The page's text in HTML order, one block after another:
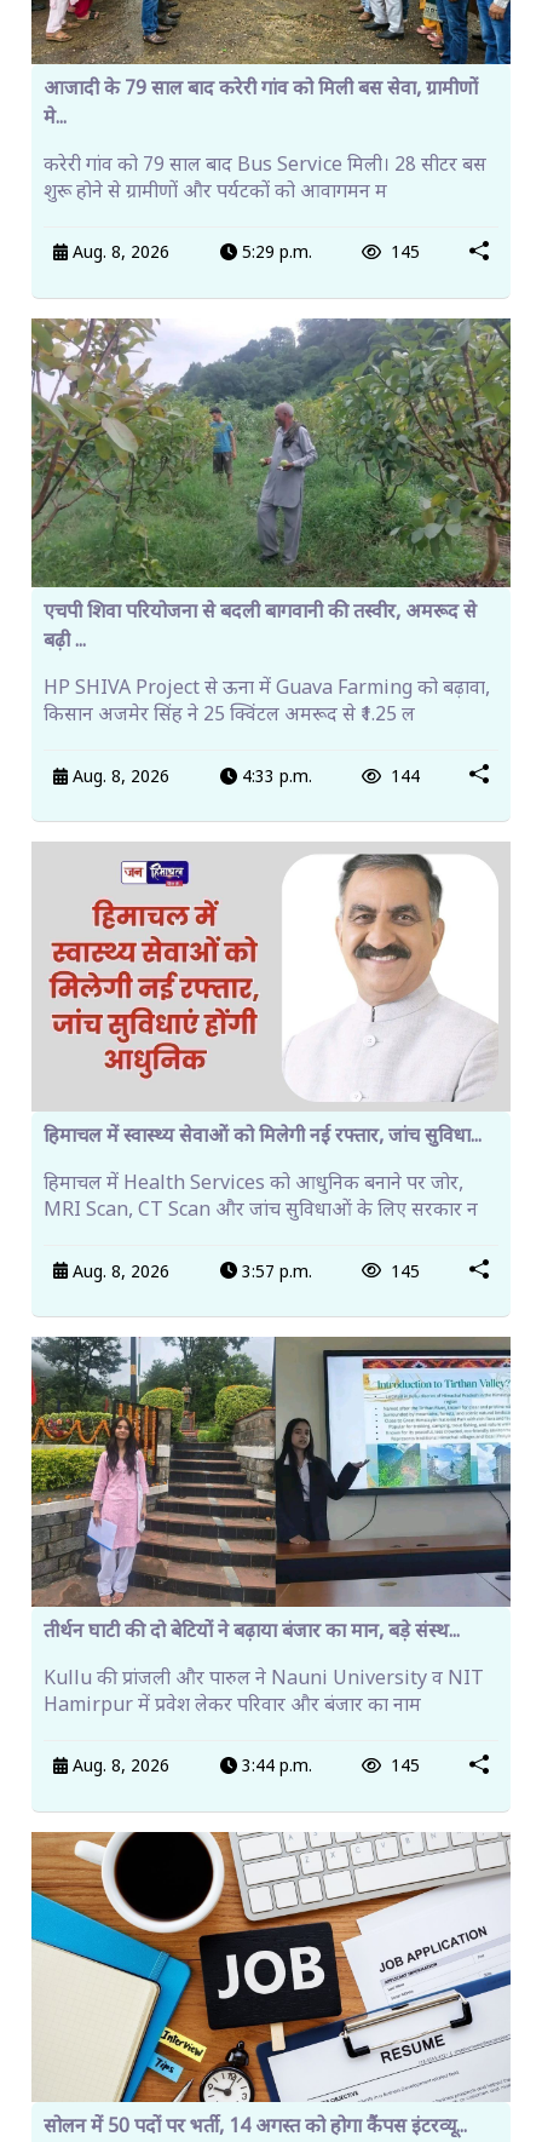
आजादी के 79 साल बाद करेरी गांव को मिली बस सेवा, ग्रामीणों
मे...
करेरी गांव को 79 साल बाद Bus Service मिली। 28 सीटर बस
शुरू होने से ग्रामीणों और पर्यटकों को आवागमन म
Aug. 8, 2026 5:29 p.m. 145
एचपी शिवा परियोजना से बदली बागवानी की तस्वीर, अमरूद से
बढ़ी ...
HP SHIVA Project से ऊना में Guava Farming को बढ़ावा,
किसान अजमेर सिंह ने 25 क्विंटल अमरूद से ₹1.25 ल
Aug. 8, 2026 4:33 p.m. 144
हिमाचल में स्वास्थ्य सेवाओं को मिलेगी नई रफ्तार, जांच सुविधा...
हिमाचल में Health Services को आधुनिक बनाने पर जोर,
MRI Scan, CT Scan और जांच सुविधाओं के लिए सरकार न
Aug. 8, 2026 3:57 p.m. 145
तीर्थन घाटी की दो बेटियों ने बढ़ाया बंजार का मान, बड़े संस्थ...
Kullu की प्रांजली और पारुल ने Nauni University व NIT
Hamirpur में प्रवेश लेकर परिवार और बंजार का नाम
Aug. 8, 2026 3:44 p.m. 145
सोलन में 50 पदों पर भर्ती, 14 अगस्त को होगा कैंपस इंटरव्यू...